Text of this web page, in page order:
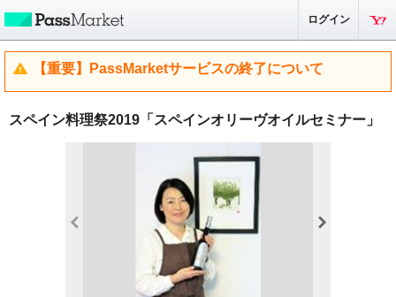
ログイン
【重要】PassMarketサービスの終了について
スペイン料理祭2019「スペインオリーヴオイルセミナー」